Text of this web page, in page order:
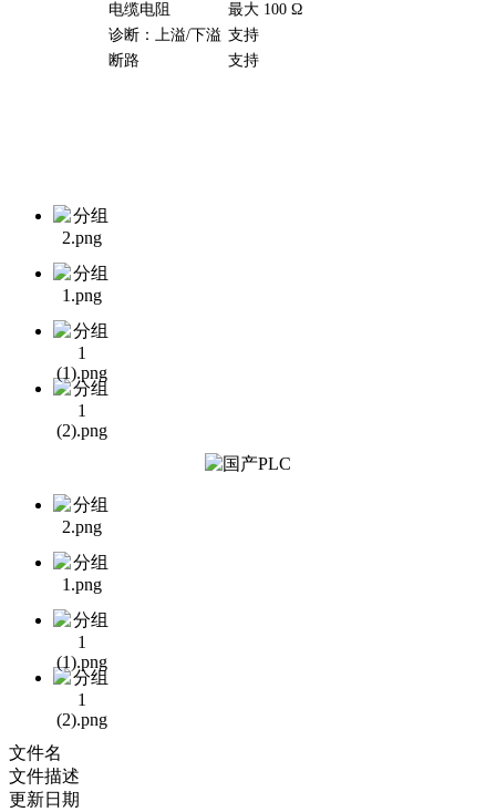
电缆电阻
最大 100 Ω
诊断：上溢/下溢 支持
断路
支持
文件名
文件描述
更新日期